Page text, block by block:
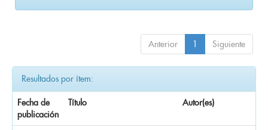
Anterior 1 Siguiente
Resultados por ítem:
Fecha de
publicación
Título Autor(es)